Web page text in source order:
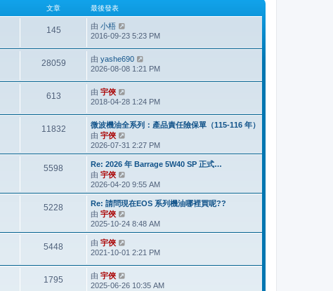
發
文章 最後發表
145 由 小梧
視
最
後
發
2016-09-23 5:23 PM
28059 由 yashe690
視
最
發
2026-08-08 1:21 PM
613 由 宇俠
視
最
後
表
2018-04-28 1:24 PM
11832
微波機油全系列：產品責任險保單（115-116 年）
由 宇俠
視
最
後
表
2026-07-31 2:27 PM
5598
Re: 2026 年 Barrage 5W40 SP 正式…
由 宇俠
視
最
後
表
2026-04-20 9:55 AM
5228
Re: 請問現在EOS 系列機油哪裡買呢??
由 宇俠
視
最
發
表
2025-10-24 8:48 AM
5448 由 宇俠
視
最
發
2021-10-01 2:21 PM
1795 由 宇俠
視
2025-06-26 10:35 AM